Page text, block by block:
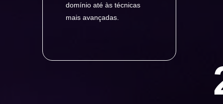
domínio até às técnicas
mais avançadas.